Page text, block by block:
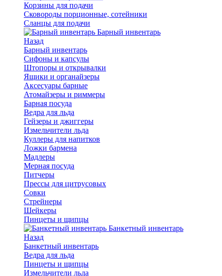
Корзины для подачи
Сковороды порционные, сотейники
Сланцы для подачи
Барный инвентарь
Назад
Барный инвентарь
Сифоны и капсулы
Штопоры и открывалки
Ящики и органайзеры
Аксесуары барные
Атомайзеры и риммеры
Барная посуда
Ведра для льда
Гейзеры и джиггеры
Измельчители льда
Куллеры для напитков
Ложки бармена
Мадлеры
Мерная посуда
Питчеры
Прессы для цитрусовых
Совки
Стрейнеры
Шейкеры
Пинцеты и щипцы
Банкетный инвентарь
Назад
Банкетный инвентарь
Ведра для льда
Пинцеты и щипцы
Измельчители льда